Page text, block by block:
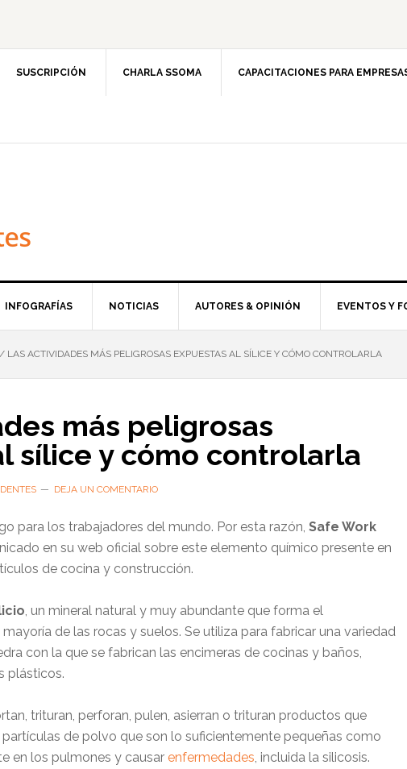
SUSCRIPCIÓN CHARLA SSOMA CAPACITACIONES PARA
INFOGRAFÍAS NOTICIAS AUTORES & OPINIÓN EVENTOS Y
/ LAS ACTIVIDADES MÁS PELIGROSAS EXPUESTAS AL SÍLICE Y CÓMO CONTROLARLA
más peligrosas
sílice y cómo controlarla
DEJA UN COMENTARIO
para los trabajadores del mundo. Por esta razón, Safe Work
en su web oficial sobre este elemento químico presente en
de cocina y construcción.
, un mineral natural y muy abundante que forma el
de las rocas y suelos. Se utiliza para fabricar una variedad
con la que se fabrican las encimeras de cocinas y baños,
plásticos.
trituran, perforan, pulen, asierran o trituran productos que
partículas de polvo que son lo suficientemente pequeñas como
en los pulmones y causar enfermedades, incluida la silicosis.